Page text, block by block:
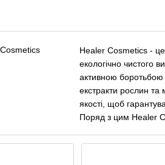
Healer Cosmetics - це
екологічно чистого
активною боротьбою
екстракти рослин та
якості, щоб
Поряд з цим Healer
обличчя та тіла,